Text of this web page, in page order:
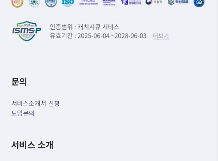
문의
서비스소개서 신청
도입문의
서비스 소개